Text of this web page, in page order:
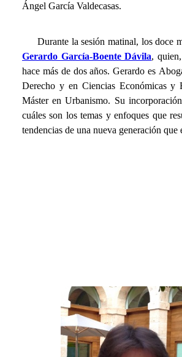
Ángel García Valdecasas.
Durante la sesión matinal, los doce
Gerardo García-Boente Dávila,
hace más de dos años. Gerardo es
Derecho y en Ciencias Económicas y
Máster en Urbanismo. Su
cuáles son los temas y enfoques que
tendencias de una nueva generación que